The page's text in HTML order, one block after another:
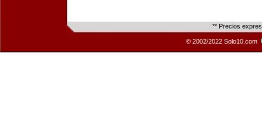
** Precios
© 2002/2022 Solo10.com